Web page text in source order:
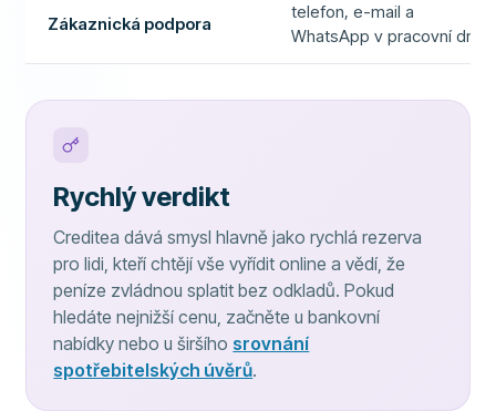
Zákaznická podpora
telefon, e-mail a
WhatsApp v pracovní dny
Rychlý verdikt
Creditea dává smysl hlavně jako rychlá rezerva
pro lidi, kteří chtějí vše vyřídit online a vědí, že
peníze zvládnou splatit bez odkladů. Pokud
hledáte nejnižší cenu, začněte u bankovní
nabídky nebo u širšího srovnání
spotřebitelských úvěrů.